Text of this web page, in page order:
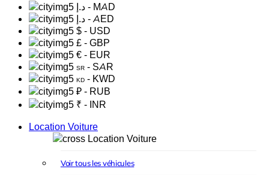
د.إ - MAD
د.إ - AED
$ - USD
£ - GBP
€ - EUR
SR - SAR
KD - KWD
₽ - RUB
₹ - INR
Location Voiture
Location Voiture
Voir tous les véhicules